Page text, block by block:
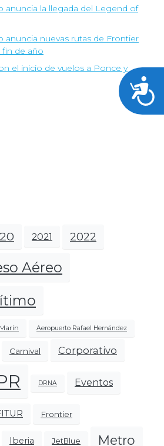
anuncia la llegada del Legend of
anuncia nuevas rutas de Frontier
fin de año
el inicio de vuelos a Ponce y
2021 2022
Aéreo
Aeropuerto Rafael Hernández
Carnival Corporativo
DRNA Eventos
Frontier
Iberia JetBlue Metro